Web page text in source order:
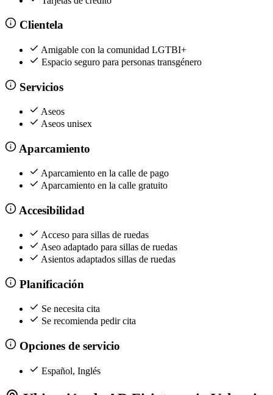
Clientela
Amigable con la comunidad LGTBI+
Espacio seguro para personas transgénero
Servicios
Aseos
Aseos unisex
Aparcamiento
Aparcamiento en la calle de pago
Aparcamiento en la calle gratuito
Accesibilidad
Acceso para sillas de ruedas
Aseo adaptado para sillas de ruedas
Asientos adaptados sillas de ruedas
Planificación
Se necesita cita
Se recomienda pedir cita
Opciones de servicio
Español, Inglés